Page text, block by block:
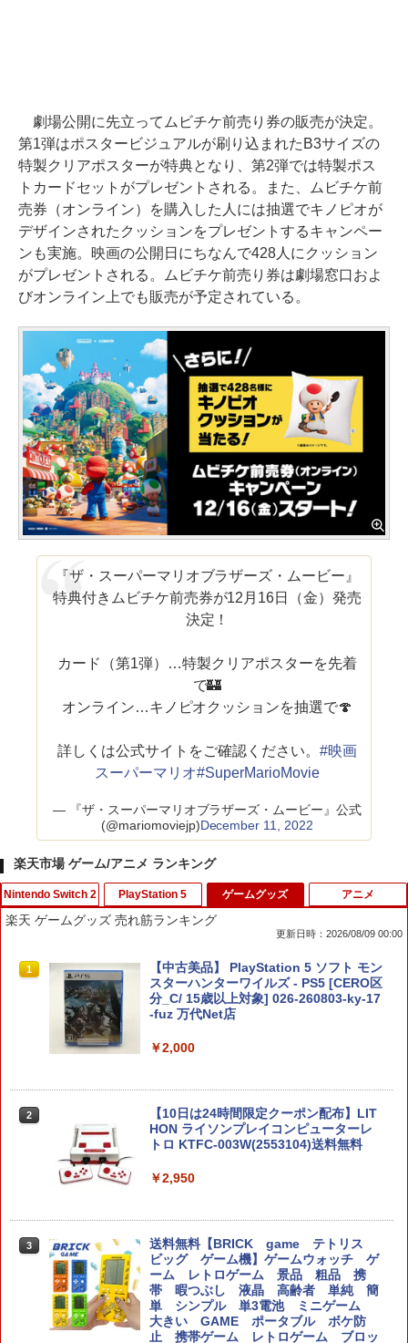
劇場公開に先立ってムビチケ前売り券の販売が決定。
第1弾はポスタービジュアルが刷り込まれたB3サイズの
特製クリアポスターが特典となり、第2弾では特製ポス
トカードセットがプレゼントされる。また、ムビチケ前
売券（オンライン）を購入した人には抽選でキノピオが
デザインされたクッションをプレゼントするキャンペー
ンも実施。映画の公開日にちなんで428人にクッション
がプレゼントされる。ムビチケ前売り券は劇場窓口およ
びオンライン上でも販売が予定されている。
『ザ・スーパーマリオブラザーズ・ムービー』
特典付きムビチケ前売券が12月16日（金）発売
決定！
カード（第1弾）…特製クリアポスターを先着
で🏰
オンライン…キノピオクッションを抽選で🍄
詳しくは公式サイトをご確認ください。 #映画
スーパーマリオ#SuperMarioMovie
— 『ザ・スーパーマリオブラザーズ・ムービー』公式
(@mariomoviejp)December 11, 2022
楽天市場 ゲーム/アニメ ランキング
Nintendo Switch 2
1
任天堂純正/日本国内仕様【Switch 2専
用】Nintendo Switch 2 ACアダプタ
ー クロネコヤマト宅急便で安心お届け
(北海道：660円、沖縄県：1100円を送料
ースイッチ2 ジョイコン2
【中古】 ドラゴンクエストVII Reimagi
P20倍★薄くてじょうぶな Switch2 ケー
ス Switch / Switch2 inklink公式 収納ケ
ース キャリングケース 耐衝撃 スイッチ
スイッチ2 Switch Switch2 ケース ポー
チ カバー バッグ バック ポータブル Nint
PlayStation 5
1
送料無料Battlefield™ 6（バトルフィー
ルド6） 【予約特典】DLC「トゥームス
トーンパック」 同梱 オリジナルBOX入
り ＆ 記念カード & LEDライト 同梱 - PS
PlayStation Portal 収納ケース PS5 リモ
ートプレーヤー プレイステーションポー
ー プロテクトカバー 保護カバー ガラス
グ 耐衝撃 キズ
￥3,380
【当店独自で＋P10倍★要エントリー】
【中古】[PS5] デジモンストーリー タイ
ゲームグッズ
楽天 ゲームグッズ 売れ筋ランキング
更新日時：2026/08/09 00:00
1
【中古美品】 PlayStation 5 ソフト モン
スターハンターワイルズ - PS5 [CERO区
分_C/ 15歳以上対象] 026-260803-ky-17
-fuz 万代Net店
￥2,000
2
【10日は24時間限定クーポン配布】LIT
HON ライソンプレイコンピューターレ
トロ KTFC-003W(2553104)送料無料
￥2,950
3
送料無料【BRICK game テトリス
ビッグ ゲーム機】ゲームウォッチ ゲ
ーム レトロゲーム 景品 粗品 携
帯 暇つぶし 液晶 高齢者 単純 簡
単 シンプル 単3電池 ミニゲーム
大きい GAME ポータブル ボケ防
止 携帯ゲーム レトロゲーム ブロッ
アニメ